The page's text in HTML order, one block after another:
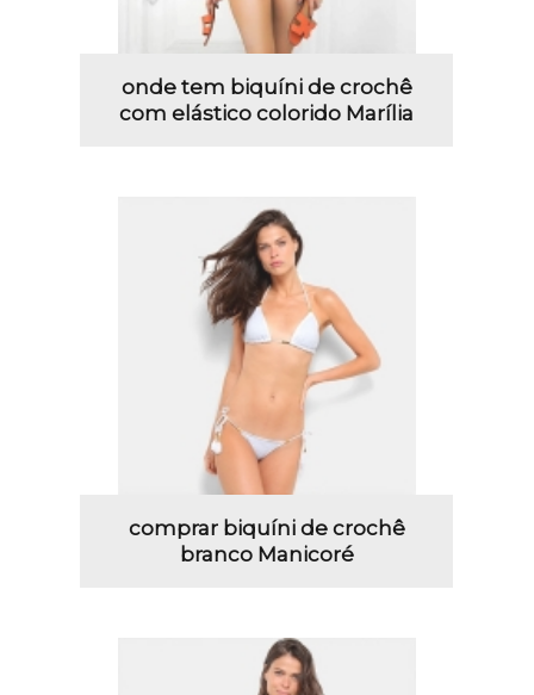
onde tem biquíni de crochê
com elástico colorido Marília
comprar biquíni de crochê
branco Manicoré